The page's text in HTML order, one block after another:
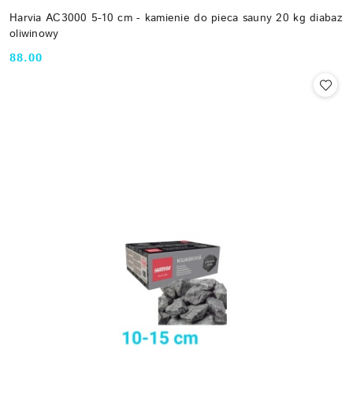
Harvia AC3000 5-10 cm - kamienie do pieca sauny 20 kg diabaz
oliwinowy
Cena:
88.00